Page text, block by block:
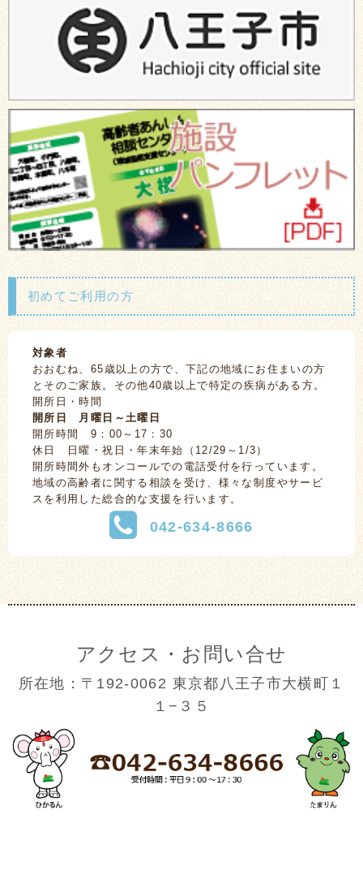
初めてご利用の方
対象者
おおむね、65歳以上の方で、下記の地域にお住まいの方
とそのご家族。その他40歳以上で特定の疾病がある方。
開所日・時間
開所日 月曜日～土曜日
開所時間 9：00～17：30
休日 日曜・祝日・年末年始（12/29～1/3）
開所時間外もオンコールでの電話受付を行っています。
地域の高齢者に関する相談を受け、様々な制度やサービ
スを利用した総合的な支援を行います。
042-634-8666
アクセス・お問い合せ
所在地：〒192-0062 東京都八王子市大横町１
１−３５